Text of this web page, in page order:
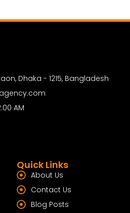
Quick Links
About Us
Contact Us
Blog Posts
Dhaka - 1215, Bangladesh
AM